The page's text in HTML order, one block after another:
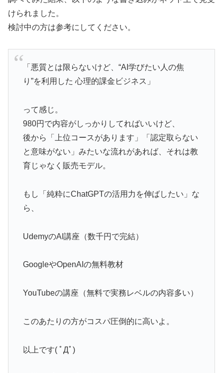
けられました。
検討中の方は参考にしてください。
「悪質とは限らないけど、“AI学びたい人の焦
り”を利用した 心理的課金ビジネス」
って感じ。
980円で内容がしっかりしてればいいけど、
後から「上位コースがあります」「認定取らない
と意味がない」みたいな流れがあれば、それは教
育じゃなく販売モデル。
もし「純粋にChatGPTの活用力を伸ばしたい」な
ら、
UdemyのAI講座（数千円で完結）
GoogleやOpenAIの無料教材
YouTubeの講座（無料で実務レベルの内容多い）
このあたりの方がコスパ圧倒的に高いよ。
以上です( ﾟДﾟ)